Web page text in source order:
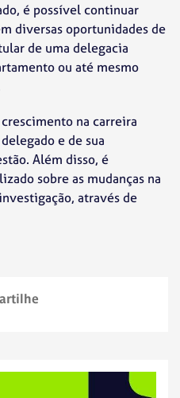
é possível continuar
diversas oportunidades de
de uma delegacia
ou até mesmo
na carreira
e de sua
Além disso, é
sobre as mudanças na
através de